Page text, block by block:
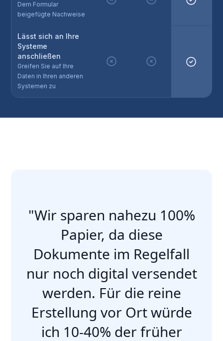
Dem Formular
beigefügte Nachweise
Lässt sich an Ihre
Systeme
anschließen
Greifen Sie auf Ihre
Daten in Ihren anderen
Systemen zu
"Wir sparen nahezu 100%
Papier, da diese
Dokumente im Regelfall
nur noch digital versendet
werden. Für die reine
Erstellung vor Ort würde
ich 10-40% der früher